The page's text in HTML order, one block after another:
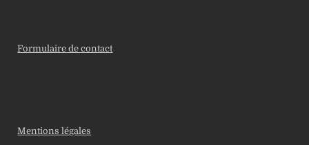
Formulaire de contact
Mentions légales